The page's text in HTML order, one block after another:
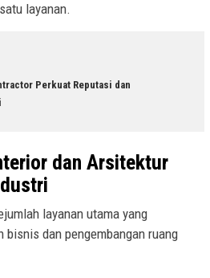
layanan.
Perkuat Reputasi dan
dan Arsitektur
layanan utama yang
bisnis dan pengembangan ruang